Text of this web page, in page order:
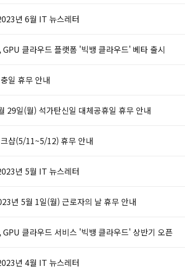
년 6월 IT 뉴스레터
클라우드 플랫폼 '빅뱅 클라우드' 베타 출시
일 휴무 안내
29일(월) 석가탄신일 대체공휴일 휴무 안내
샵(5/11~5/12) 휴무 안내
년 5월 IT 뉴스레터
년 5월 1일(월) 근로자의 날 휴무 안내
클라우드 서비스 '빅뱅 클라우드' 상반기 오픈
년 4월 IT 뉴스레터